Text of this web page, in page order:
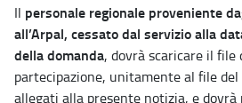
Il personale regionale proveniente
all’Arpal, cessato dal servizio alla
della domanda, dovrà scaricare il file
partecipazione, unitamente al file
allegati alla presente notizia, e dovrà